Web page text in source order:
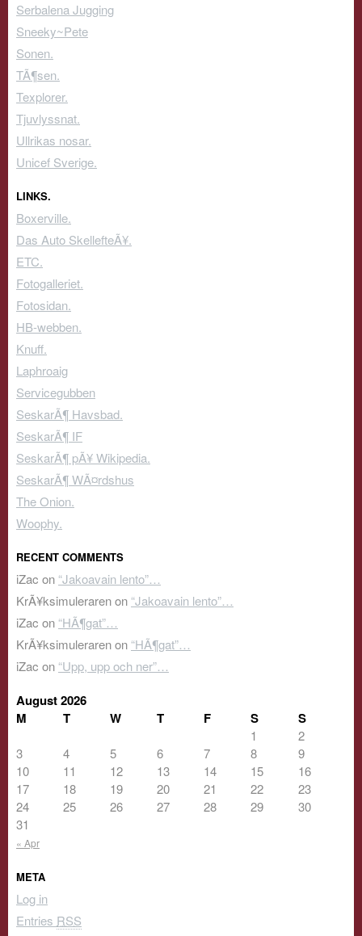
Serbalena Jugging
Sneeky~Pete
Sonen.
TÃ¶sen.
Texplorer.
Tjuvlyssnat.
Ullrikas nosar.
Unicef Sverige.
LINKS.
Boxerville.
Das Auto SkellefteÃ¥.
ETC.
Fotogalleriet.
Fotosidan.
HB-webben.
Knuff.
Laphroaig
Servicegubben
SeskarÃ¶ Havsbad.
SeskarÃ¶ IF
SeskarÃ¶ pÃ¥ Wikipedia.
SeskarÃ¶ WÃ¤rdshus
The Onion.
Woophy.
RECENT COMMENTS
iZac on “Jakoavain lento”…
KrÃ¥ksimulerarenon “Jakoavain lento”…
iZac on “HÃ¶gat”…
KrÃ¥ksimulerarenon “HÃ¶gat”…
iZac on “Upp, upp och ner”…
August 2026
M
T W T F S S
« Apr
1
2
3
4 5 6 7 8
9
10
11 12 13 14 15
16
17
18 19 20 21 22
23
24
25 26 27 28 29
30
31
META
Log in
Entries RSS